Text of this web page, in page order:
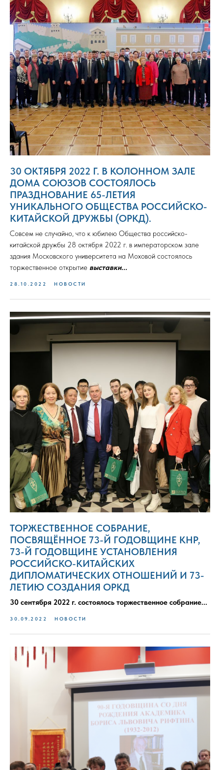
30 ОКТЯБРЯ 2022 Г. В КОЛОННОМ ЗАЛЕ
ДОМА СОЮЗОВ СОСТОЯЛОСЬ
ПРАЗДНОВАНИЕ 65-ЛЕТИЯ
УНИКАЛЬНОГО ОБЩЕСТВА РОССИЙСКО-
КИТАЙСКОЙ ДРУЖБЫ (ОРКД).
Совсем не случайно, что к юбилею Общества российско-
китайской дружбы 28 октября 2022 г. в императорском зале
здания Московского университета на Моховой состоялось
торжественное открытие выставки...
28.10.2022 НОВОСТИ
ТОРЖЕСТВЕННОЕ СОБРАНИЕ,
ПОСВЯЩЁННОЕ 73-Й ГОДОВЩИНЕ КНР,
73-Й ГОДОВЩИНЕ УСТАНОВЛЕНИЯ
РОССИЙСКО-КИТАЙСКИХ
ДИПЛОМАТИЧЕСКИХ ОТНОШЕНИЙ И 73-
ЛЕТИЮ СОЗДАНИЯ ОРКД
30 сентября 2022 г. состоялось торжественное собрание...
30.09.2022 НОВОСТИ